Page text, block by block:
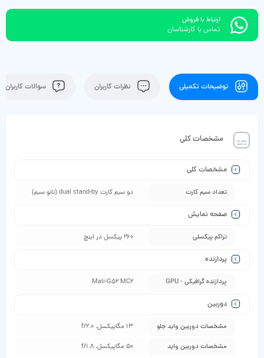
ارتباط با فروش
تماس با کارشناسان
توضیحات تکمیلی نظرات کاربران سوالات کاربران
مشخصات کلی
مشخصات کلی
تعداد سیم کارت دو سیم‌ کارت dual stand-by (نانو سیم)
صفحه نمایش
تراکم پیکسلی 260 پیکسل در اینچ
پردازنده
پردازنده گرافیکی - GPU Mali-G52 MC2
دوربین
مشخصات دوربین واید جلو 13 مگاپیکسل، f/2.0
مشخصات دوربین واید 50 مگاپیکسل، f/1.8